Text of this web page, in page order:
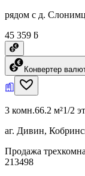
рядом с д.
45 359 ƃ
Конвертер
3 комн.66.2 м²1/2
аг. Дивин,
Продажа
213498